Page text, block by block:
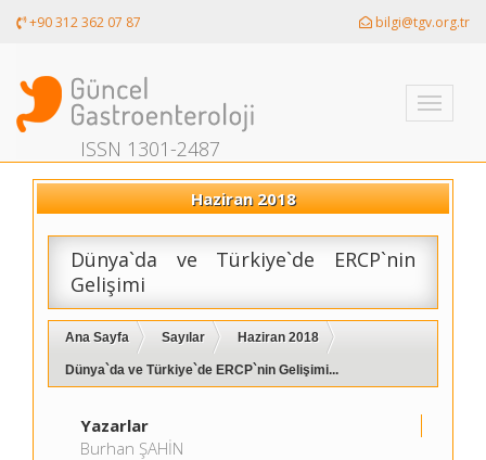
+90 312 362 07 87 bilgi@tgv.org.tr
Toggle
ISSN 1301-2487
Haziran 2018
Dünya`da ve Türkiye`de ERCP`nin
Gelişimi
Ana Sayfa Sayılar Haziran 2018
Dünya`da ve Türkiye`de ERCP`nin Gelişimi...
Yazarlar
Burhan ŞAHİN